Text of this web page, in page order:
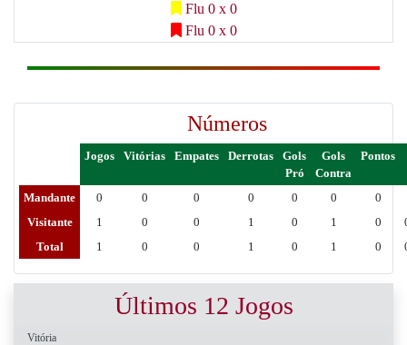
Flu 0 x 0
Flu 0 x 0
Números
Jogos Vitórias Empates Derrotas
Gols
Pró
Gols
Contra
Pontos
Mandante 0 0 0 0 0 0
0
Visitante
1 0 0 1 0 1 0
Total
1 0 0 1 0 1 0
Últimos 12 Jogos
Vitória